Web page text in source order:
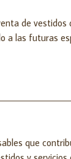
de
a las futuras
que